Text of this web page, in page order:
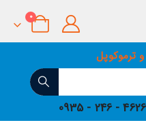
0
ترموکوپل
4626 - 246 - 0935